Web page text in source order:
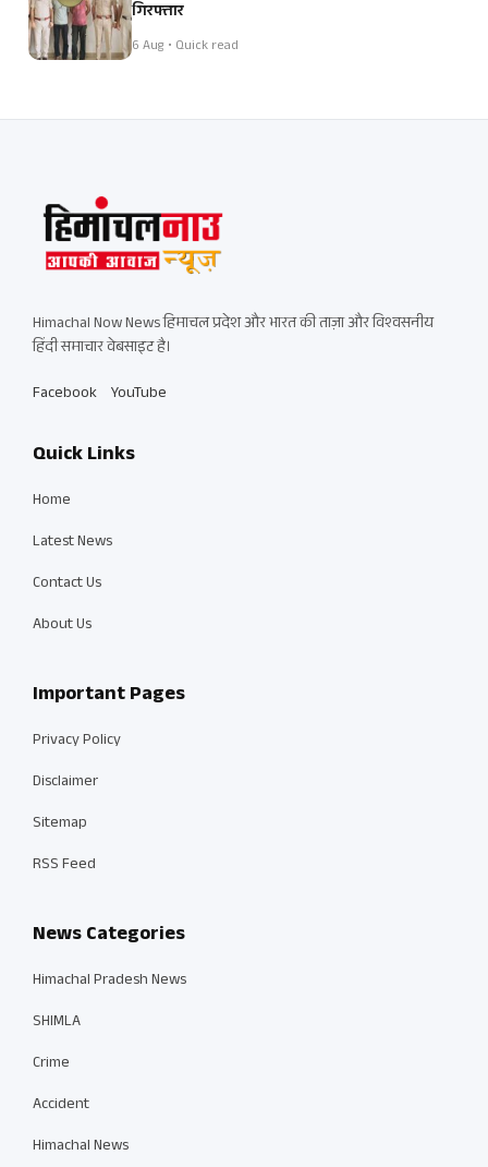
गिरफ्तार
6 Aug • Quick read
Himachal Now News हिमाचल प्रदेश और भारत की ताज़ा और विश्वसनीय
हिंदी समाचार वेबसाइट है।
Facebook YouTube
Quick Links
Home
Latest News
Contact Us
About Us
Important Pages
Privacy Policy
Disclaimer
Sitemap
RSS Feed
News Categories
Himachal Pradesh News
SHIMLA
Crime
Accident
Himachal News